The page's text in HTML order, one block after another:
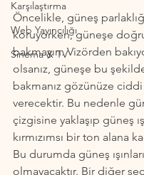
Karşılaştırma
Web Yayıncılığı
Sinema & TV
Öncelikle, güneş
koruyorken, güneşe
bakmayın. Vizörden
olsanız, güneşe bu
bakmanız gözünüze ciddi
verecektir. Bu nedenle
çizgisine yaklaşıp güneş
kırmızımsı bir ton alana
Bu durumda güneş
olmayacaktır. Bir diğer